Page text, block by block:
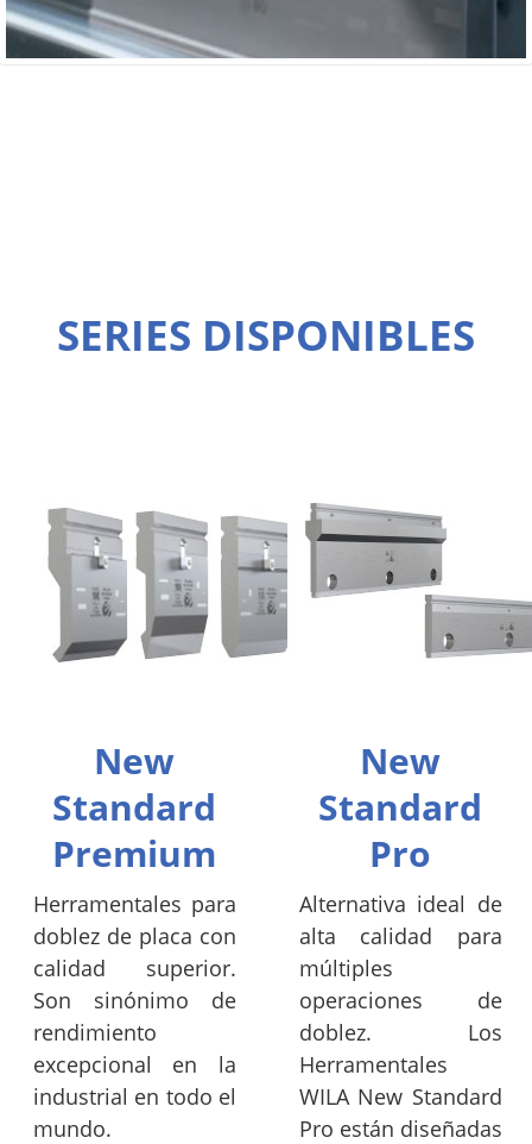
SERIES DISPONIBLES
New
Standard
Premium
Herramentales para
doblez de placa con
calidad superior.
Son sinónimo de
rendimiento
excepcional en la
industrial en todo el
mundo.
New
Standard
Pro
Alternativa ideal de
alta calidad para
múltiples
operaciones de
doblez. Los
Herramentales
WILA New Standard
Pro están diseñadas